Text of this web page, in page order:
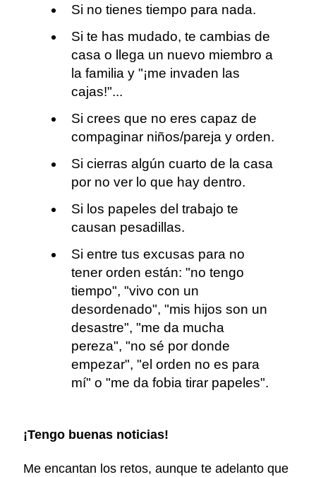
Si no tienes tiempo para nada.
Si te has mudado, te cambias de
casa o llega un nuevo miembro a
la familia y "¡me invaden las
cajas!"...
Si crees que no eres capaz de
compaginar niños/pareja y orden.
Si cierras algún cuarto de la casa
por no ver lo que hay dentro.
Si los papeles del trabajo te
causan pesadillas.
Si entre tus excusas para no
tener orden están: "no tengo
tiempo", "vivo con un
desordenado", "mis hijos son un
desastre", "me da mucha
pereza", "no sé por donde
empezar", "el orden no es para
mí" o "me da fobia tirar papeles".
¡Tengo buenas noticias!
Me encantan los retos, aunque te adelanto que